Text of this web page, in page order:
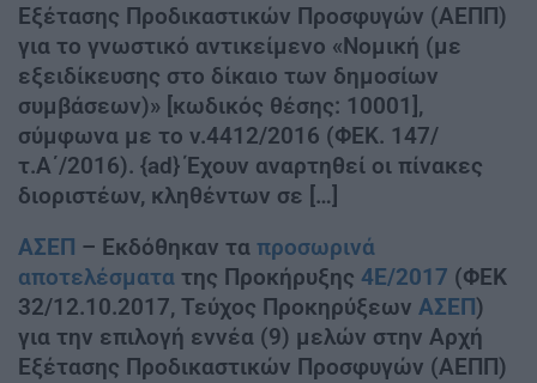
Εξέτασης Προδικαστικών Προσφυγών (ΑΕΠΠ)
για το γνωστικό αντικείμενο «Νομική (με
εξειδίκευσης στο δίκαιο των δημοσίων
συμβάσεων)» [κωδικός θέσης: 10001],
σύμφωνα με το ν.4412/2016 (ΦΕΚ. 147/
τ.Α΄/2016). {ad} Έχουν αναρτηθεί οι πίνακες
διοριστέων, κληθέντων σε […]
ΑΣΕΠ – Εκδόθηκαν τα προσωρινά
αποτελέσματα της Προκήρυξης 4Ε/2017 (ΦΕΚ
32/12.10.2017, Τεύχος Προκηρύξεων ΑΣΕΠ )
για την επιλογή εννέα (9) μελών στην Αρχή
Εξέτασης Προδικαστικών Προσφυγών (ΑΕΠΠ)